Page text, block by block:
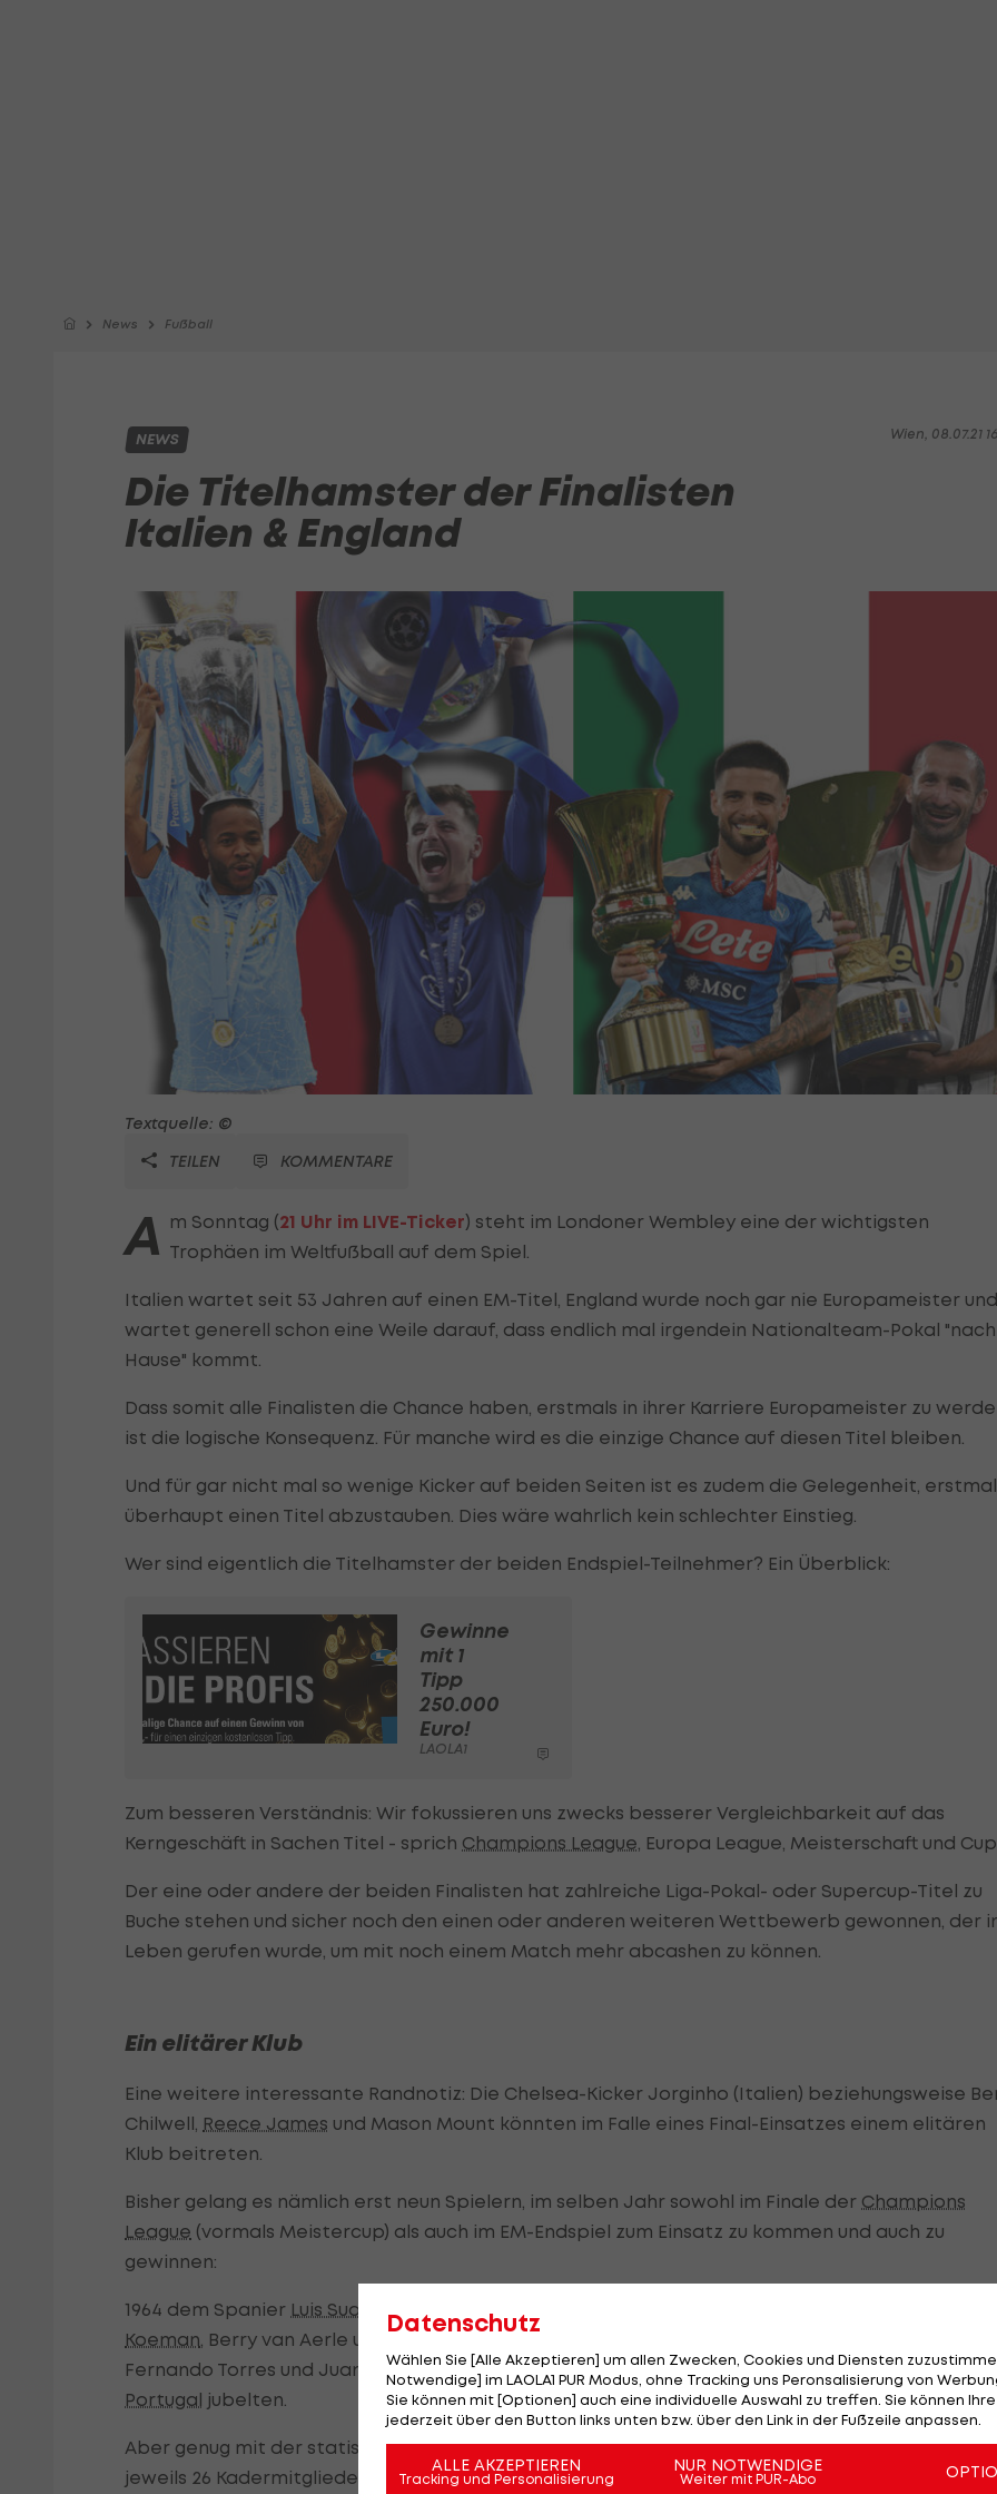
News Fußball
Wien, 08.07.21
NEWS
Die Titelhamster der Finalisten
Italien & England
Textquelle: ©
TEILEN
KOMMENTARE
A m Sonntag (21 Uhr im LIVE-Ticker) steht im Londoner Wembley eine der wichtigsten
Trophäen im Weltfußball auf dem Spiel.
Italien wartet seit 53 Jahren auf einen EM-Titel, England wurde noch gar nie Europameister und
wartet generell schon eine Weile darauf, dass endlich mal irgendein Nationalteam-Pokal "nach
Hause" kommt.
Dass somit alle Finalisten die Chance haben, erstmals in ihrer Karriere Europameister zu
ist die logische Konsequenz. Für manche wird es die einzige Chance auf diesen Titel bleiben.
Und für gar nicht mal so wenige Kicker auf beiden Seiten ist es zudem die Gelegenheit,
überhaupt einen Titel abzustauben. Dies wäre wahrlich kein schlechter Einstieg.
Wer sind eigentlich die Titelhamster der beiden Endspiel-Teilnehmer? Ein Überblick:
Gewinne
mit 1
Tipp
250.000
Euro!
LAOLA1
Zum besseren Verständnis: Wir fokussieren uns zwecks besserer Vergleichbarkeit auf das
Kerngeschäft in Sachen Titel - sprich Champions League, Europa League, Meisterschaft und
Der eine oder andere der beiden Finalisten hat zahlreiche Liga-Pokal- oder Supercup-Titel zu
Buche stehen und sicher noch den einen oder anderen weiteren Wettbewerb gewonnen, der
Leben gerufen wurde, um mit noch einem Match mehr abcashen zu können.
Ein elitärer Klub
Eine weitere interessante Randnotiz: Die Chelsea-Kicker Jorginho (Italien) beziehungsweise
Chilwell, Reece James und Mason Mount könnten im Falle eines Final-Einsatzes einem elitären
Klub beitreten.
Bisher gelang es nämlich erst neun Spielern, im selben Jahr sowohl im Finale der Champions
League (vormals Meistercup) als auch im EM-Endspiel zum Einsatz zu kommen und auch zu
gewinnen:
1964 dem Spanier Luis Suarez( Inter Mailand), 1988 den Niederländern Hans van Breukelen,
Koeman, Berry van Aerle und Gerald Vanenburg, 2012 den spanischen Chelsea-Legionären
Fernando Torres und Juan Mata sowie 2016Cristiano Ronaldound Pepe, die mitReal Madrid
Portugal jubelten.
Aber genug mit der statistischen Spielerei. Werfen wir einen Blick in die Trophäen-Schränke
jeweils 26 Kadermitglieder von Italien und England.
Datenschutz
Wählen Sie [Alle Akzeptieren] um allen Zwecken, Cookies und Diensten
Notwendige] im LAOLA1 PUR Modus, ohne Tracking uns Peronsalisierung von
Sie können mit [Optionen] auch eine individuelle Auswahl zu treffen. Sie können
jederzeit über den Button links unten bzw. über den Link in der Fußzeile anpassen.
ALLE AKZEPTIEREN
Tracking und Personalisierung
NUR NOTWENDIGE
Weiter mit PUR-Abo